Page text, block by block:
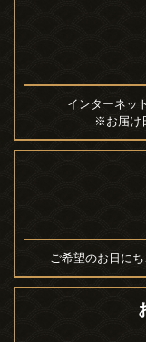
インターネッ
※お届け
ご希望のお日に